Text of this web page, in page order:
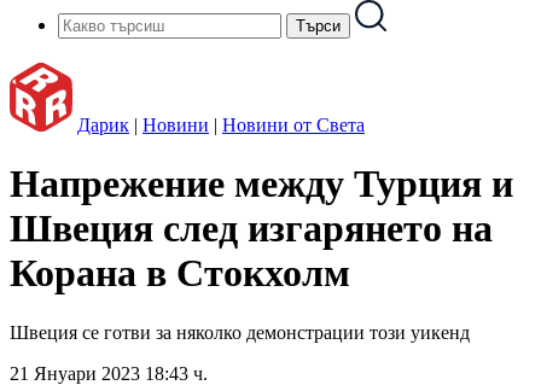
Дарик | Новини | Новини от Света
Напрежение между Турция и
Швеция след изгарянето на
Корана в Стокхолм
Швеция се готви за няколко демонстрации този уикенд
21 Януари 2023 18:43 ч.